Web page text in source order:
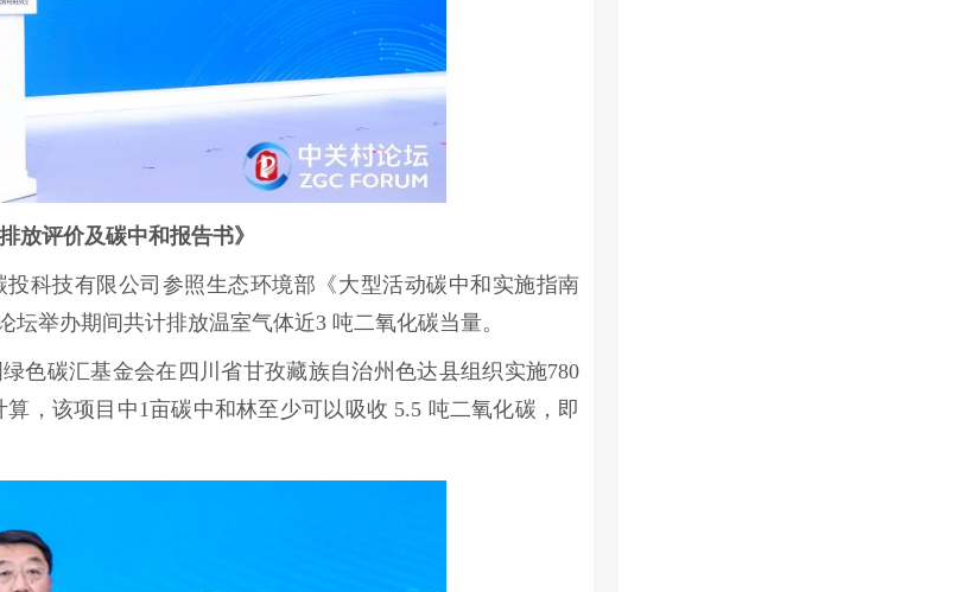
放评价及碳中和报告书》
科技有限公司参照生态环境部《大型活动碳中和实施指南
举办期间共计排放温室气体近3 吨二氧化碳当量。
色碳汇基金会在四川省甘孜藏族自治州色达县组织实施780
，该项目中1亩碳中和林至少可以吸收 5.5 吨二氧化碳，即